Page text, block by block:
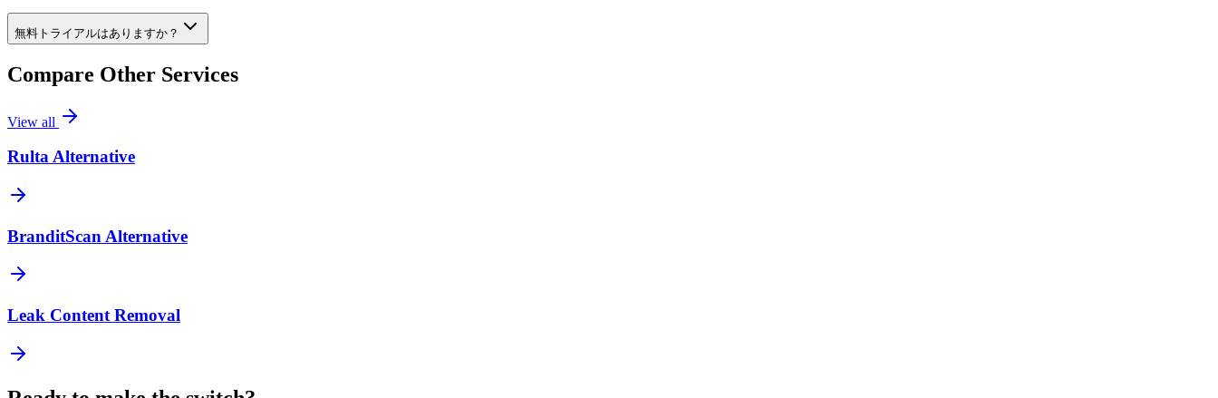
無料トライアルはありますか？
Compare Other Services
View all
Rulta Alternative
BranditScan Alternative
Leak Content Removal